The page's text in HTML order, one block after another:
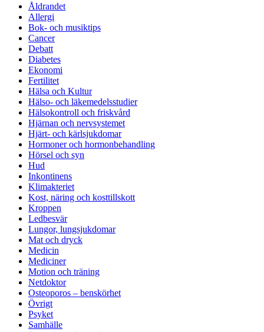
Åldrandet
Allergi
Bok- och musiktips
Cancer
Debatt
Diabetes
Ekonomi
Fertilitet
Hälsa och Kultur
Hälso- och läkemedelsstudier
Hälsokontroll och friskvård
Hjärnan och nervsystemet
Hjärt- och kärlsjukdomar
Hormoner och hormonbehandling
Hörsel och syn
Hud
Inkontinens
Klimakteriet
Kost, näring och kosttillskott
Kroppen
Ledbesvär
Lungor, lungsjukdomar
Mat och dryck
Medicin
Mediciner
Motion och träning
Netdoktor
Osteoporos – benskörhet
Övrigt
Psyket
Samhälle